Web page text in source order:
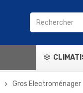
chevron_right Gros Electroménager